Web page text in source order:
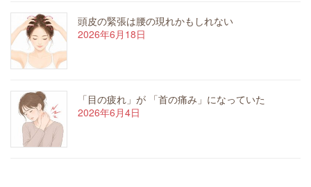
頭皮の緊張は腰の現れかもしれない
2026年6月18日
「目の疲れ」が 「首の痛み」になっていた
2026年6月4日